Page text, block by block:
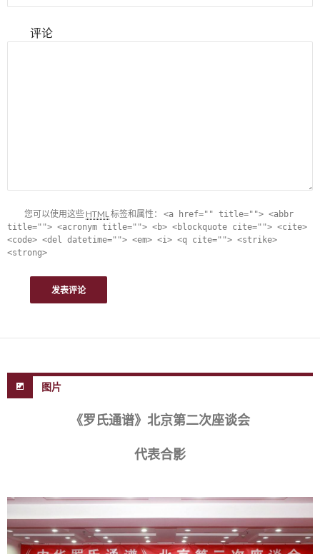
评论
您可以使用这些 HTML标签和属性： <a href="" title=""> <abbr
title=""> <acronym title=""> <b> <blockquote cite=""> <cite>
<code> <del datetime=""> <em> <i> <q cite=""> <strike>
<strong>
图片
《罗氏通谱》北京第二次座谈会
代表合影